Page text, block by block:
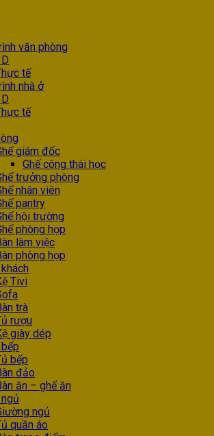
văn phòng
tế
nhà ở
tế
giám đốc
Ghế công thái học
trưởng phòng
nhân viên
pantry
hội trường
phòng họp
làm việc
phòng họp
Tivi
trà
rượu
giày dép
bếp
đảo
ăn – ghế ăn
ngủ
quần áo